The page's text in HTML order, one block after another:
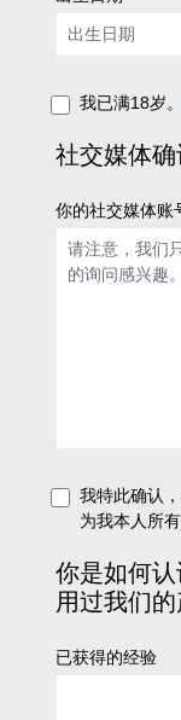
我已满18岁。
社交媒体确
你的社交媒体账
我特此确认
为我本人所有
你是如何
用过我们的
已获得的经验